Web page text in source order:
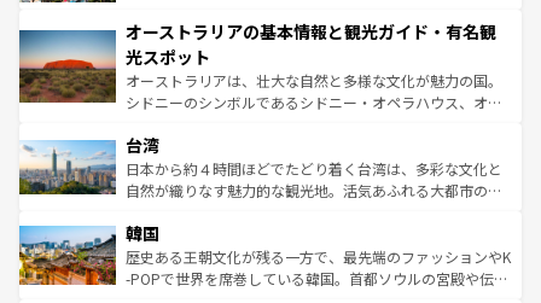
部のニューオーリンズでは、音楽と美食が融合した独特の
文化が魅力。旅行者はアメリカの各地域で異なる魅力を楽
しみながら、その多様性と豊かな歴史を感じることができ
るだろう。車でのロードトリップや列車の旅も、アメリカ
情報は
ワイ島は見逃せない。また、定番の観光地といえばオアフ
島だが、静かな自然を求めるならマウイ島やカウアイ島が
おすすめ。エメラルドグリーンに輝く海をはじめ、豊かな
文化や歴史が息づいている。「アロハスピリット」と呼ば
人々、おいしいローカルフードやハワイアンミュージッ
ク、伝統的なフラダンスなど、すべてがハワイの魅力を彩
っている。訪れるたびに新しい発見と感動が待っているハ
はコンテンツ一覧
オーストラリアの基本情報と観光ガイド・有名観
光スポット
オーストラリアは、壮大な自然と多様な文化が魅力の国。
シドニーのシンボルであるシドニー・オペラハウス、オー
リアリーフや大陸中央部にそびえるウルル（エアーズロッ
ク）、タスマニアの美しい原生林やケアンズの熱帯雨林な
ど、見どころがたくさん。また、カフェやワイン、オージ
いる。アクティビティも充実しており、サーフィンやダイ
ビング、ハイキングなど、アウトドア好きにはたまらな
い。オーストラリアの多彩な魅力を存分に味わいつくそ
台湾
日本から約４時間ほどでたどり着く台湾は、多彩な文化と
自然が織りなす魅力的な観光地。活気あふれる大都市の台
ン）、静ひつな山岳地帯である台湾東部など、都市の喧騒
と山間の静けさが共存しており、訪れる人に新しい発見と
驚きをもたらしてくれる。また、奥深い台湾の食文化も魅
韓国
歴史ある王朝文化が残る一方で、最先端のファッションやK
-POPで世界を席巻している韓国。首都ソウルの宮殿や伝統